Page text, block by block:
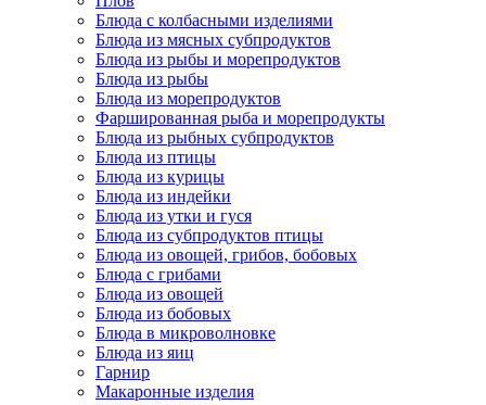
Блюда с колбасными изделиями
Блюда из мясных субпродуктов
Блюда из рыбы и морепродуктов
Блюда из рыбы
Блюда из морепродуктов
Фаршированная рыба и морепродукты
Блюда из рыбных субпродуктов
Блюда из птицы
Блюда из курицы
Блюда из индейки
Блюда из утки и гуся
Блюда из субпродуктов птицы
Блюда из овощей, грибов, бобовых
Блюда с грибами
Блюда из овощей
Блюда из бобовых
Блюда в микроволновке
Блюда из яиц
Гарнир
Макаронные изделия